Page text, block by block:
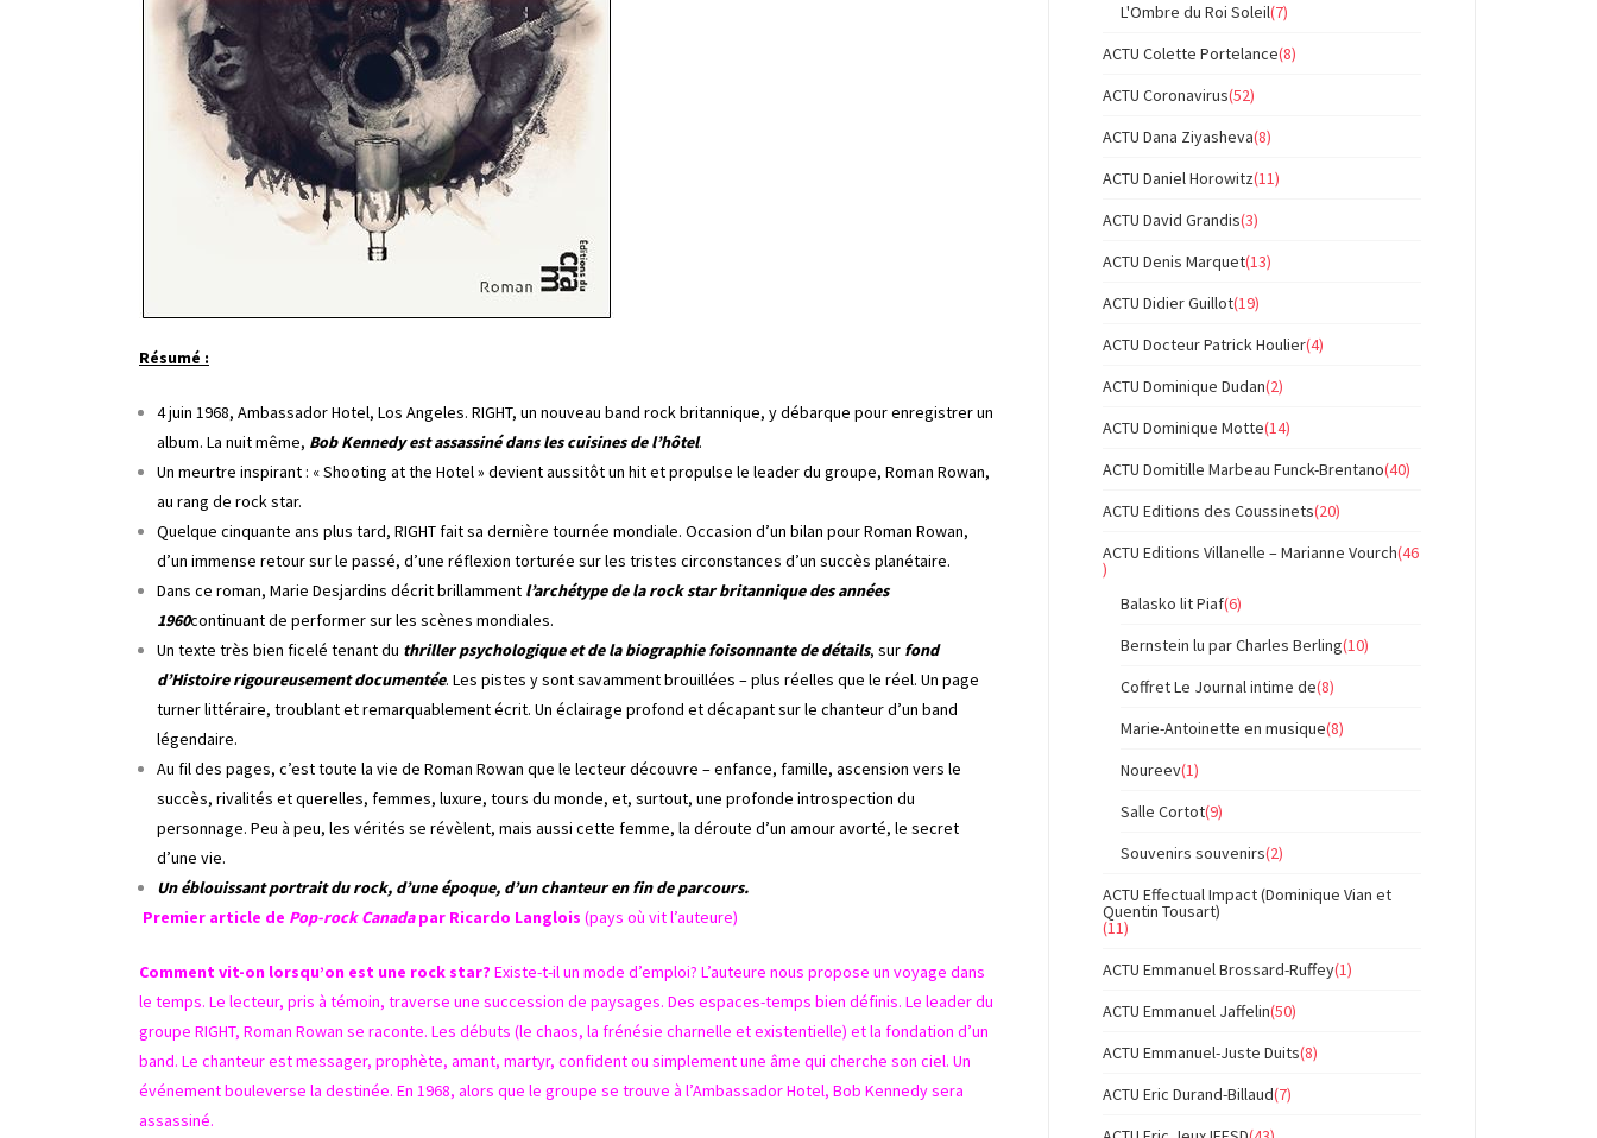
Résumé :
4 juin 1968, Ambassador Hotel, Los Angeles. RIGHT, un nouveau band rock britannique, y débarque pour enregistrer un
album. La nuit même, Bob Kennedy est assassiné dans les cuisines de l’hôtel.
Un meurtre inspirant : « Shooting at the Hotel » devient aussitôt un hit et propulse le leader du groupe, Roman Rowan,
au rang de rock star.
Quelque cinquante ans plus tard, RIGHT fait sa dernière tournée mondiale. Occasion d’un bilan pour Roman Rowan,
d’un immense retour sur le passé, d’une réflexion torturée sur les tristes circonstances d’un succès planétaire.
Dans ce roman, Marie Desjardins décrit brillamment l’archétype de la rock star britannique des années
1960continuant de performer sur les scènes mondiales.
Un texte très bien ficelé tenant du thriller psychologique et de la biographie foisonnante de détails, sur fond
d’Histoire rigoureusement documentée. Les pistes y sont savamment brouillées – plus réelles que le réel. Un page
turner littéraire, troublant et remarquablement écrit. Un éclairage profond et décapant sur le chanteur d’un band
légendaire.
Au fil des pages, c’est toute la vie de Roman Rowan que le lecteur découvre – enfance, famille, ascension vers le
succès, rivalités et querelles, femmes, luxure, tours du monde, et, surtout, une profonde introspection du
personnage. Peu à peu, les vérités se révèlent, mais aussi cette femme, la déroute d’un amour avorté, le secret
d’une vie.
Un éblouissant portrait du rock, d’une époque, d’un chanteur en fin de parcours.
Premier article de Pop-rock Canadapar Ricardo Langlois (pays où vit l’auteure)
Comment vit-on lorsqu’on est une rock star? Existe-t-il un mode d’emploi? L’auteure nous propose un voyage dans
le temps. Le lecteur, pris à témoin, traverse une succession de paysages. Des espaces-temps bien définis. Le leader du
groupe RIGHT, Roman Rowan se raconte. Les débuts (le chaos, la frénésie charnelle et existentielle) et la fondation d’un
band. Le chanteur est messager, prophète, amant, martyr, confident ou simplement une âme qui cherche son ciel. Un
événement bouleverse la destinée. En 1968, alors que le groupe se trouve à l’Ambassador Hotel, Bob Kennedy sera
assassiné.
L'Ombre du Roi Soleil(7)
ACTU Colette Portelance(8)
ACTU Coronavirus(52)
ACTU Dana Ziyasheva(8)
ACTU Daniel Horowitz(11)
ACTU David Grandis(3)
ACTU Denis Marquet(13)
ACTU Didier Guillot(19)
ACTU Docteur Patrick Houlier(4)
ACTU Dominique Dudan(2)
ACTU Dominique Motte(14)
ACTU Domitille Marbeau Funck-Brentano(40)
ACTU Editions des Coussinets(20)
ACTU Editions Villanelle – Marianne Vourch(46
)
Balasko lit Piaf(6)
Bernstein lu par Charles Berling(10)
Coffret Le Journal intime de(8)
Marie-Antoinette en musique(8)
Noureev(1)
Salle Cortot(9)
Souvenirs souvenirs(2)
ACTU Effectual Impact (Dominique Vian et
Quentin Tousart)
(11)
ACTU Emmanuel Brossard-Ruffey(1)
ACTU Emmanuel Jaffelin(50)
ACTU Emmanuel-Juste Duits(8)
ACTU Eric Durand-Billaud(7)